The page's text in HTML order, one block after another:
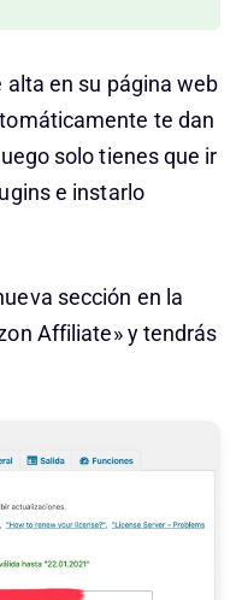
alta en su página web
te dan
solo tienes que ir
e instarlo
sección en la
Affiliate» y tendrás